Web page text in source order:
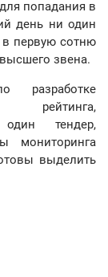
попадания в
день ни один
в первую сотню
звена.
разработке
рейтинга,
тендер,
мониторинга
выделить